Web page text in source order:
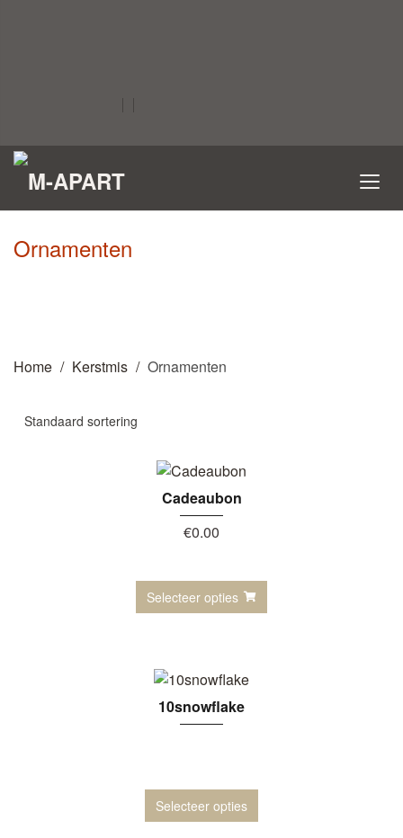
Ornamenten
Home Kerstmis Ornamenten
Cadeaubon
€0.00
Selecteer opties
10snowflake
Selecteer opties